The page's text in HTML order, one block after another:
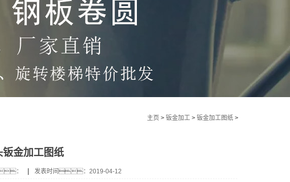
主页 > 钣金加工 > 钣金加工图纸 >
钣金加工图纸
： | 发表时间：2019-04-12